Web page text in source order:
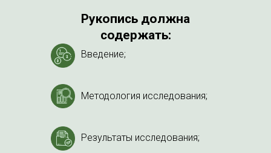
Введение;
Методология исследования;
Результаты исследования;
Рукопись должна
содержать: